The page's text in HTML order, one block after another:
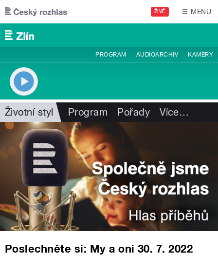
Přejít k hlavnímu obsahu
ŽIVĚ MENU
PROGRAM AUDIOARCHIV KAMERY
Životní styl Program Pořady Více…
Poslechněte si: My a oni 30. 7. 2022